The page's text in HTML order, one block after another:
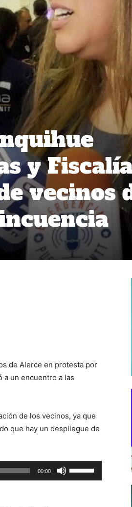
y
vecinos
de Alerce en protesta por
a un encuentro a las
de los vecinos, ya que
que hay un despliegue de
00:00
las